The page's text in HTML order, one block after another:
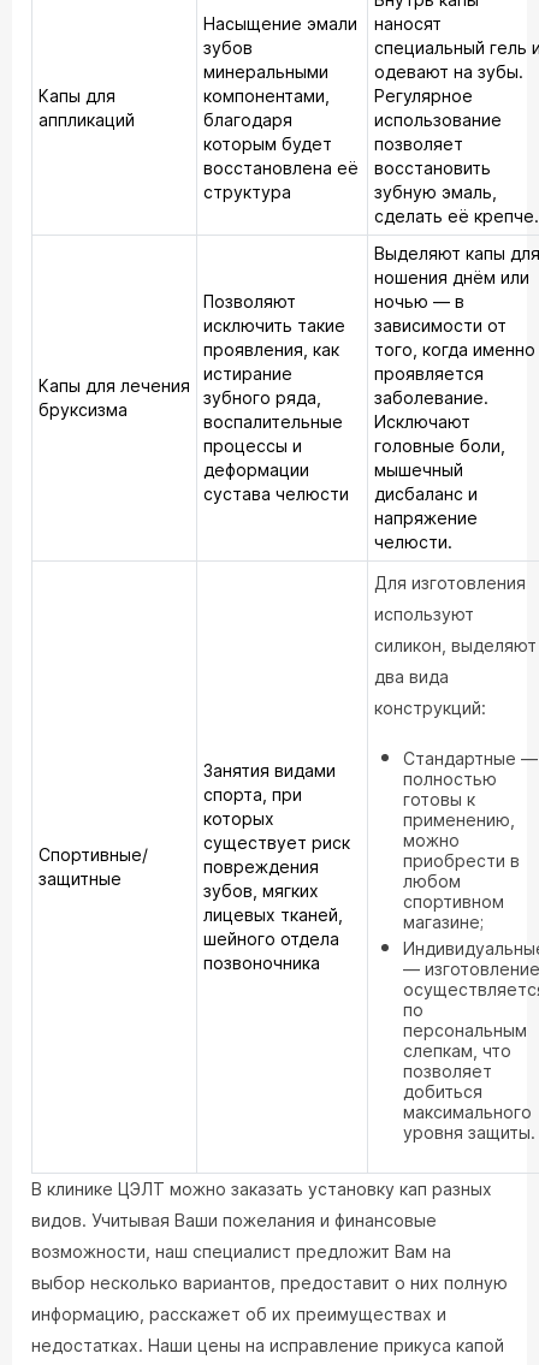
Капы для
аппликаций
Насыщение эмали
зубов
минеральными
компонентами,
благодаря
которым будет
восстановлена её
структура
наносят
специальный гель
одевают на зубы.
Регулярное
использование
позволяет
восстановить
зубную эмаль,
сделать её крепче.
Капы для лечения
бруксизма
Позволяют
исключить такие
проявления, как
истирание
зубного ряда,
воспалительные
процессы и
деформации
сустава челюсти
Выделяют капы для
ношения днём или
ночью — в
зависимости от
того, когда именно
проявляется
заболевание.
Исключают
головные боли,
мышечный
дисбаланс и
напряжение
челюсти.
Спортивные/
защитные
Занятия видами
спорта, при
которых
существует риск
повреждения
зубов, мягких
лицевых тканей,
шейного отдела
позвоночника
Для изготовления
используют
силикон, выделяют
два вида
конструкций:
Стандартные —
полностью
готовы к
применению,
можно
приобрести в
любом
спортивном
магазине;
— изготовление
по
персональным
слепкам, что
позволяет
добиться
максимального
уровня защиты.
В клинике ЦЭЛТ можно заказать установку кап разных
видов. Учитывая Ваши пожелания и финансовые
возможности, наш специалист предложит Вам на
выбор несколько вариантов, предоставит о них полную
информацию, расскажет об их преимуществах и
недостатках. Наши цены на исправление прикуса капой